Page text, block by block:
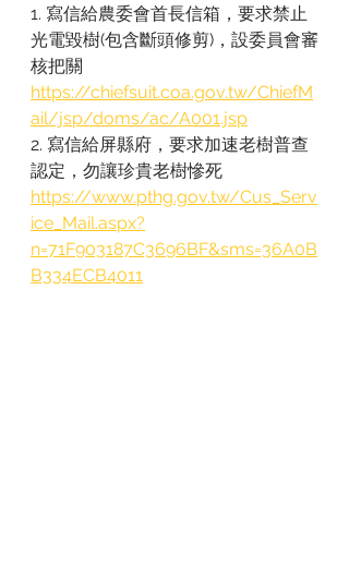
1. 寫信給農委會首長信箱，要求禁止
光電毀樹(包含斷頭修剪)，設委員會審
核把關
https://chiefsuit.coa.gov.tw/ChiefM
ail/jsp/doms/ac/A001.jsp
2. 寫信給屏縣府，要求加速老樹普查
認定，勿讓珍貴老樹慘死
https://www.pthg.gov.tw/Cus_Serv
ice_Mail.aspx?
n=71F903187C3696BF&sms=36A0B
B334ECB4011